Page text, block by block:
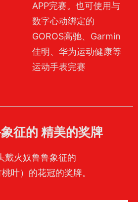
APP完赛。也可使用与
数字心动绑定的
GOROS高驰、Garmin
佳明、华为运动健康等
运动手表完赛
征的 精美的奖牌
戴火奴鲁鲁象征的
叶）的花冠的奖牌。